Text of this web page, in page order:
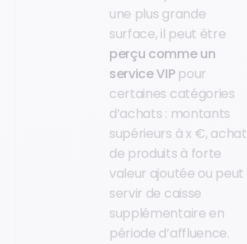
une plus grande
surface, il peut être
perçu comme un
service VIPpour
certaines catégories
d’achats : montants
supérieurs à x €, achat
de produits à forte
valeur ajoutée ou peut
servir de caisse
supplémentaire en
période d’affluence.